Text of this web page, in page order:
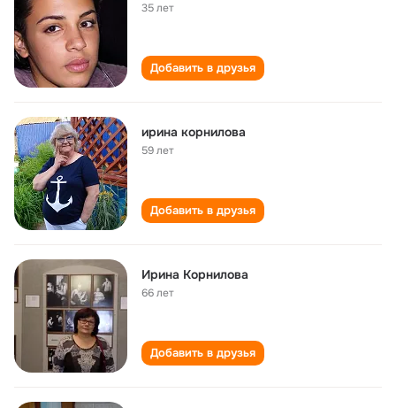
35 лет
Добавить в друзья
ирина корнилова
59 лет
Добавить в друзья
Ирина Корнилова
66 лет
Добавить в друзья